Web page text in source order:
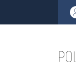
al contenuto
to footer content